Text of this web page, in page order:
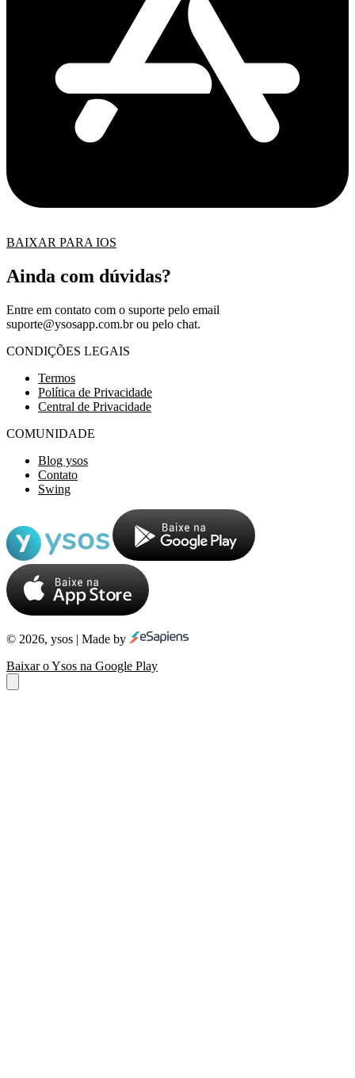
BAIXAR PARA IOS
Ainda com dúvidas?
Entre em contato com o suporte pelo email
suporte@ysosapp.com.brou pelo chat.
CONDIÇÕES LEGAIS
Termos
Política de Privacidade
Central de Privacidade
COMUNIDADE
Blog ysos
Contato
Swing
© 2026, ysos | Made by
Baixar o Ysos na Google Play